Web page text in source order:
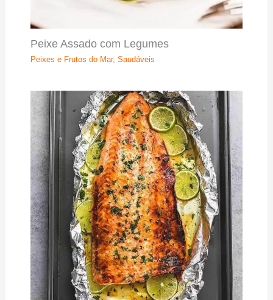
Peixe Assado com Legumes
Peixes e Frutos do Mar, Saudáveis